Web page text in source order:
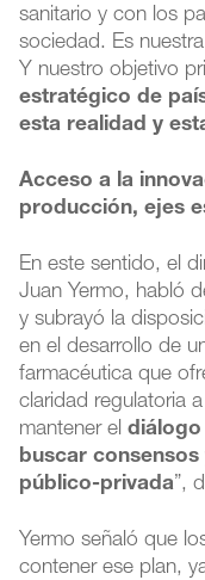
sanitario y con los
sociedad. Es
Y nuestro objetivo
estratégico de
esta realidad y
Acceso a la
producción, ejes
En este sentido, el
Juan Yermo, habló
y subrayó la
en el desarrollo de
farmacéutica que
claridad regulatoria
mantener eldiálogo
buscar
público-privada”,
Yermo señaló que
contener ese plan,